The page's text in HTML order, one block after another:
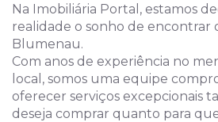
Na Imobiliária Portal, estamos
realidade o sonho de encontrar
Blumenau.
Com anos de experiência no
local, somos uma equipe
oferecer serviços excepcionais
deseja comprar quanto para